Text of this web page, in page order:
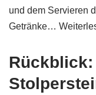
und dem Servieren
Getränke…